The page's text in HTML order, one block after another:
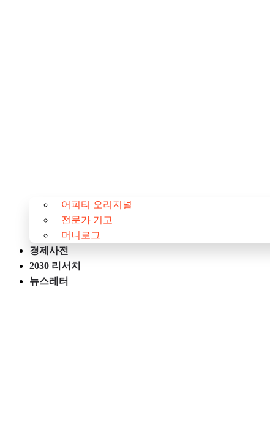
어피티 오리지널
전문가 기고
머니로그
경제사전
2030 리서치
뉴스레터